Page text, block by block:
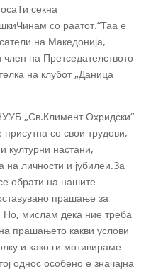
секна
со раатот.“Таа е
на Македонија,
на Претседателството
на клубот „Даница
„Св.Климент Охридски“
со свои трудови,
културни настани,
личности и јубилеи.За
обрати на нашите
прашање за
Но, мислам дека ние треба
прашањето какви услови
и како ги мотивираме
однос особено е значајна